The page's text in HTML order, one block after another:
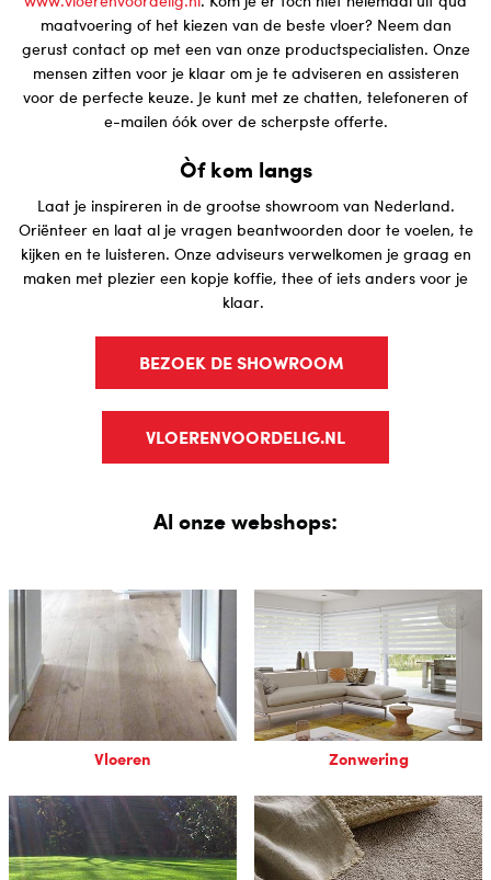
maatvoering of het kiezen van de beste vloer? Neem dan
gerust contact op met een van onze productspecialisten. Onze
mensen zitten voor je klaar om je te adviseren en assisteren
voor de perfecte keuze. Je kunt met ze chatten, telefoneren of
e-mailen óók over de scherpste offerte.
Òf kom langs
Laat je inspireren in de grootse showroom van Nederland.
Oriënteer en laat al je vragen beantwoorden door te voelen, te
kijken en te luisteren. Onze adviseurs verwelkomen je graag en
maken met plezier een kopje koffie, thee of iets anders voor je
klaar.
BEZOEK DE SHOWROOM
VLOERENVOORDELIG.NL
Al onze webshops:
Vloeren Zonwering